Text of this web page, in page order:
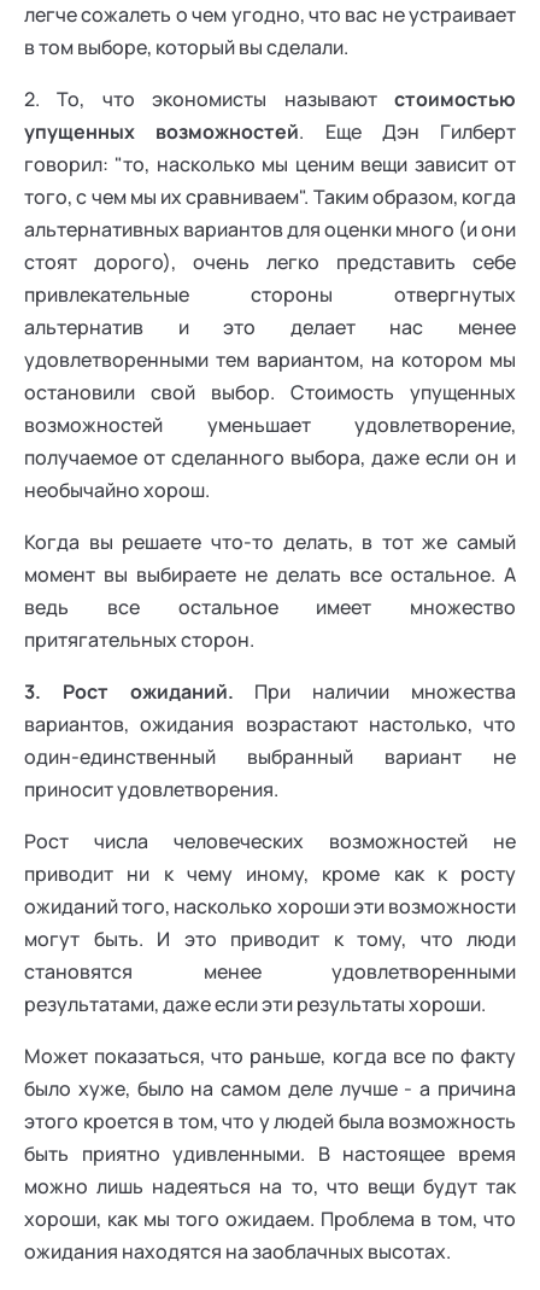
легче сожалеть о чем угодно, что вас не устраивает
в том выборе, который вы сделали.
2. То, что экономисты называют стоимостью
упущенных возможностей. Еще Дэн Гилберт
говорил: "то, насколько мы ценим вещи зависит от
того, с чем мы их сравниваем". Таким образом, когда
альтернативных вариантов для оценки много (и они
стоят дорого), очень легко представить себе
привлекательные стороны отвергнутых
альтернатив и это делает нас менее
удовлетворенными тем вариантом, на котором мы
остановили свой выбор. Стоимость упущенных
возможностей уменьшает удовлетворение,
получаемое от сделанного выбора, даже если он и
необычайно хорош.
Когда вы решаете что-то делать, в тот же самый
момент вы выбираете не делать все остальное. А
ведь все остальное имеет множество
притягательных сторон.
3. Рост ожиданий. При наличии множества
вариантов, ожидания возрастают настолько, что
один-единственный выбранный вариант не
приносит удовлетворения.
Рост числа человеческих возможностей не
приводит ни к чему иному, кроме как к росту
ожиданий того, насколько хороши эти возможности
могут быть. И это приводит к тому, что люди
становятся менее удовлетворенными
результатами, даже если эти результаты хороши.
Может показаться, что раньше, когда все по факту
было хуже, было на самом деле лучше - а причина
этого кроется в том, что у людей была возможность
быть приятно удивленными. В настоящее время
можно лишь надеяться на то, что вещи будут так
хороши, как мы того ожидаем. Проблема в том, что
ожидания находятся на заоблачных высотах.